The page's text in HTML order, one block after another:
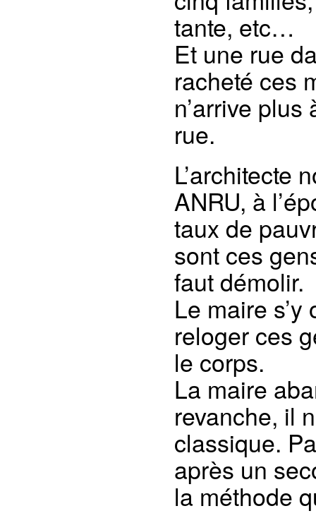
tante, etc…
Et une rue
racheté ces
n’arrive
rue.
L’architecte
ANRU, à
taux de
sont ces
faut démolir.
Le maire
reloger ces
le corps.
La maire
revanche, il
classique.
après un
la méthode